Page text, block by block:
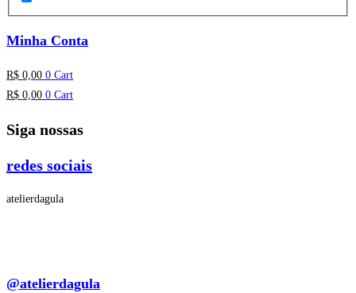
Minha Conta
R$ 0,00 0 Cart
R$ 0,00 0 Cart
Siga nossas
redes sociais
atelierdagula
@atelierdagula